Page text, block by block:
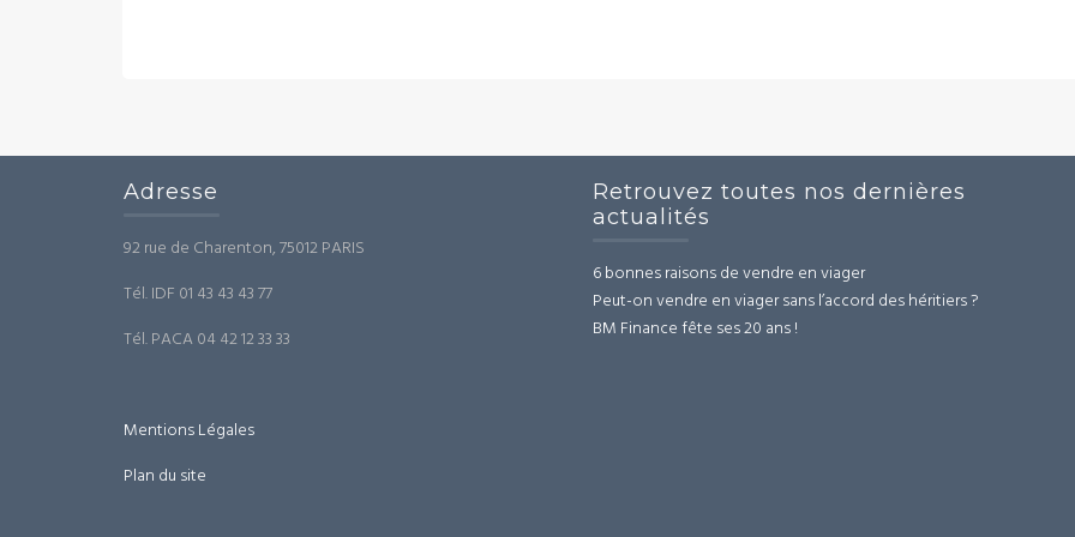
Adresse
92 rue de Charenton, 75012 PARIS
Tél. IDF 01 43 43 43 77
Tél. PACA 04 42 12 33 33
Mentions Légales
Plan du site
Retrouvez toutes nos dernières
actualités
6 bonnes raisons de vendre en viager
Peut-on vendre en viager sans l’accord des héritiers ?
BM Finance fête ses 20 ans !